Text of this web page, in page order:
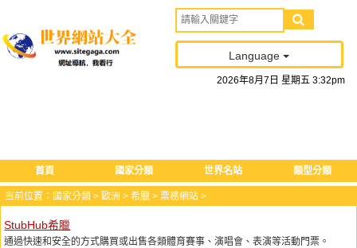
Language
2026年8月 7 日 星期五 3:32pm
首頁 國家分類 世界名站 類型分類
当前位置： 國家分類 > 歐洲 > 希臘 > 票務網站 >
StubHub希臘
通過快速和安全的方式購買或出售各類體育賽事、演唱會、表演等活動門票。